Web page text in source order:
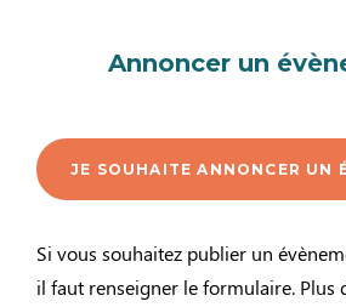
Annoncer un
JE SOUHAITE ANNONCER UN
Si vous souhaitez publier un
il faut renseigner le formulaire. Plus